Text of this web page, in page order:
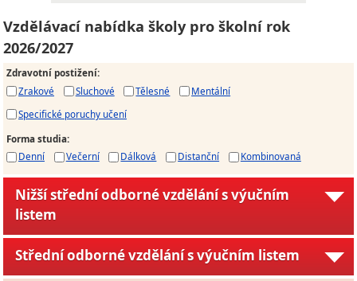
Vzdělávací nabídka školy pro školní rok
2026/2027
Zdravotní postižení:
Zrakové
Sluchové Tělesné
Mentální
Specifické poruchy učení
Forma studia:
Denní
Večerní Dálková Distanční Kombinovaná
Nižší střední odborné vzdělání s výučním
listem
Střední odborné vzdělání s výučním listem